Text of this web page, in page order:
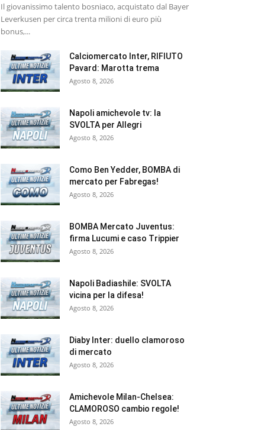
Il giovanissimo talento bosniaco, acquistato dal Bayer
Leverkusen per circa trenta milioni di euro più
bonus,...
Calciomercato Inter, RIFIUTO
Pavard: Marotta trema
Agosto 8, 2026
Napoli amichevole tv: la
SVOLTA per Allegri
Agosto 8, 2026
Como Ben Yedder, BOMBA di
mercato per Fabregas!
Agosto 8, 2026
BOMBA Mercato Juventus:
firma Lucumi e caso Trippier
Agosto 8, 2026
Napoli Badiashile: SVOLTA
vicina per la difesa!
Agosto 8, 2026
Diaby Inter: duello clamoroso
di mercato
Agosto 8, 2026
Amichevole Milan-Chelsea:
CLAMOROSO cambio regole!
Agosto 8, 2026